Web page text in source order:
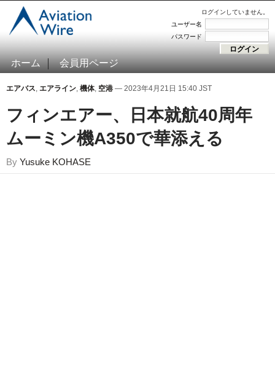
ログインしていません。
ユーザー名
パスワード
ホーム 会員用ページ
エアバス, エアライン, 機体, 空港 — 2023年4月21日 15:40 JST
フィンエアー、日本就航40周年
ムーミン機A350で華添える
By Yusuke KOHASE